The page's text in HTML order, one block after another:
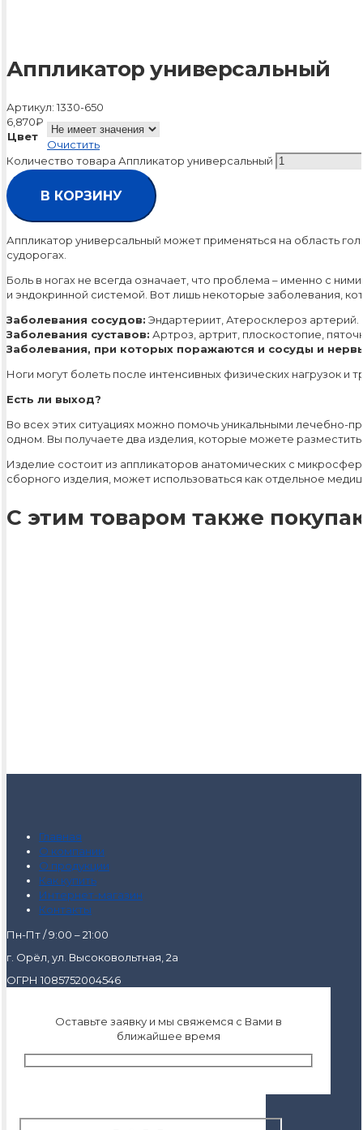
Аппликатор универсальный
Артикул: 1330-650
6,870₽
Цвет
Очистить
Количество товара Аппликатор универсальный
В КОРЗИНУ
Аппликатор универсальный может применяться на область
судорогах.
Боль в ногах не всегда означает, что проблема – именно с
и эндокринной системой. Вот лишь некоторые заболевания,
Заболевания сосудов: Эндартериит, Атеросклероз артерий.
Заболевания суставов: Артроз, артрит, плоскостопие,
Заболевания, при которых поражаются и сосуды и
Ноги могут болеть после интенсивных физических нагрузок и
Есть ли выход?
Во всех этих ситуациях можно помочь уникальными лечебно-
одном. Вы получаете два изделия, которые можете
Изделие состоит из аппликаторов анатомических с
сборного изделия, может использоваться как отдельное
С этим товаром также
Главная
О компании
О продукции
Как купить
Интернет-магазин
Контакты
Пн-Пт / 9:00 – 21:00
г. Орёл, ул. Высоковольтная, 2а
ОГРН 1085752004546
Оставьте заявку и мы свяжемся с Вами в
ближайшее время